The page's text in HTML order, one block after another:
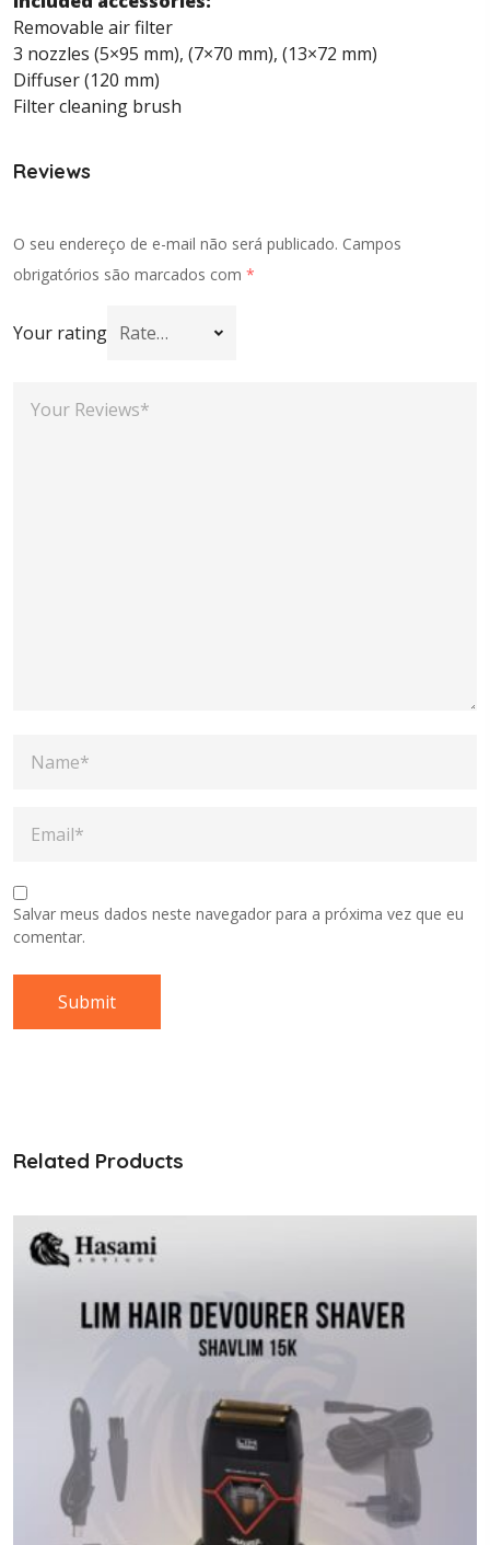
Removable air filter
3 nozzles (5×95 mm), (7×70 mm), (13×72 mm)
Diffuser (120 mm)
Filter cleaning brush
Reviews
O seu endereço de e-mail não será publicado. Campos
obrigatórios são marcados com *
Your rating
Salvar meus dados neste navegador para a próxima vez que eu
comentar.
Related Products